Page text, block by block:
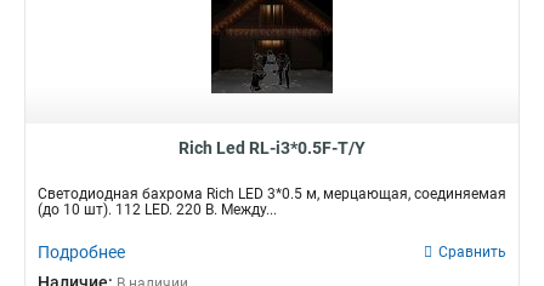
Rich Led RL-i3*0.5F-T/Y
Светодиодная бахрома Rich LED 3*0.5 м, мерцающая, соединяемая
(до 10 шт). 112 LED. 220 В. Между...
Подробнее Сравнить